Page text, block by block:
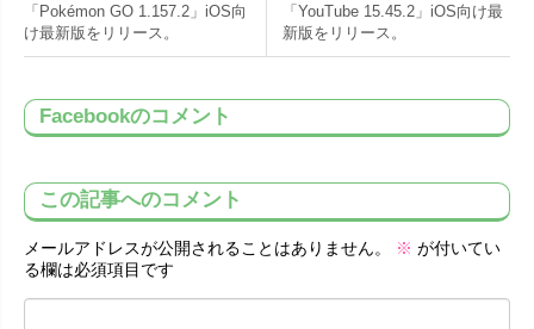
「Pokémon GO 1.157.2」iOS向
け最新版をリリース。
「YouTube 15.45.2」iOS向け最
新版をリリース。
Facebookのコメント
この記事へのコメント
メールアドレスが公開されることはありません。 ※ が付いてい
る欄は必須項目です